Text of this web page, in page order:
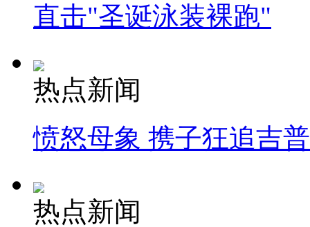
直击"圣诞泳装裸跑"
热点新闻
愤怒母象 携子狂追吉
热点新闻